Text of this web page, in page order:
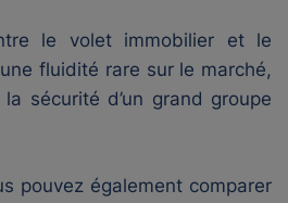
le volet immobilier et le
fluidité rare sur le marché,
sécurité d’un grand groupe
pouvez également comparer